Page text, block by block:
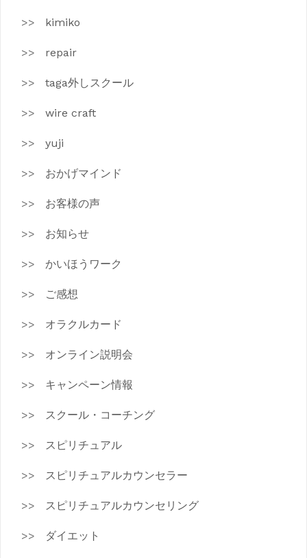
kimiko
repair
taga外しスクール
wire craft
yuji
おかげマインド
お客様の声
お知らせ
かいほうワーク
ご感想
オラクルカード
オンライン説明会
キャンペーン情報
スクール・コーチング
スピリチュアル
スピリチュアルカウンセラー
スピリチュアルカウンセリング
ダイエット